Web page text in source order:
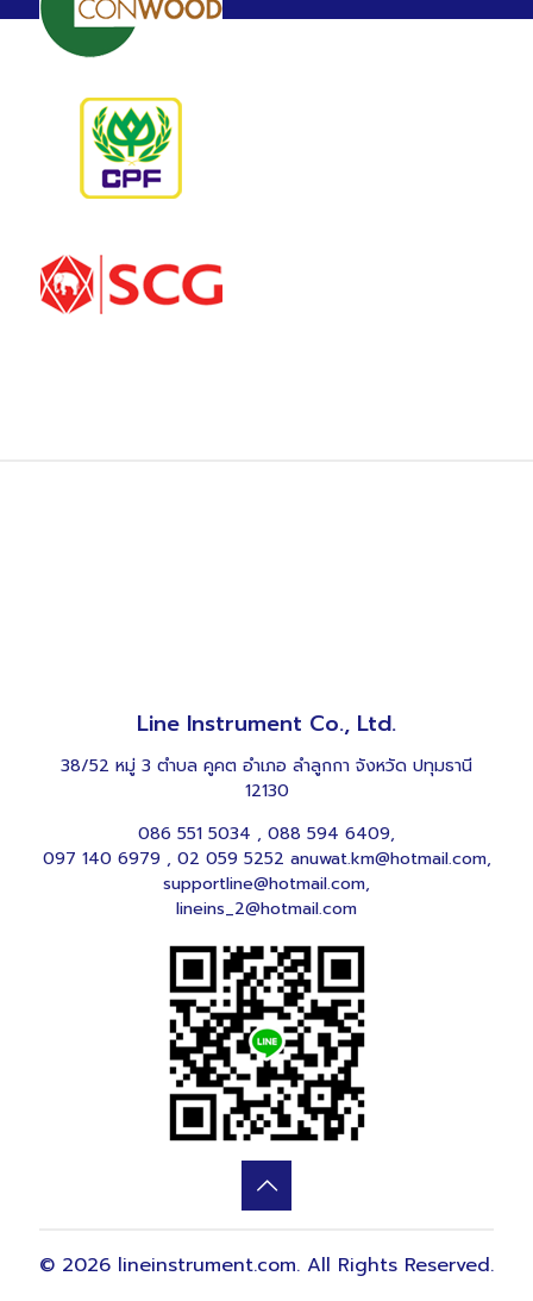
Line Instrument Co., Ltd.
38/52 หมู่ 3 ตำบล คูคต อำเภอ ลำลูกกา จังหวัด ปทุมธานี
12130
086 551 5034 , 088 594 6409,
097 140 6979 , 02 059 5252 anuwat.km@hotmail.com,
supportline@hotmail.com,
lineins_2@hotmail.com
© 2026 lineinstrument.com. All Rights Reserved.